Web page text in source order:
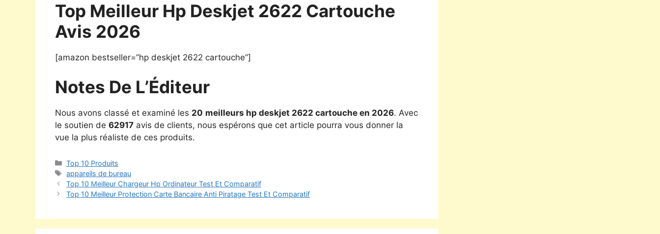
Top Meilleur Hp Deskjet 2622 Cartouche
Avis 2026
[amazon bestseller=”hp deskjet 2622 cartouche”]
Notes De L’Éditeur
Nous avons classé et examiné les 20 meilleurs hp deskjet 2622 cartouche en 2026. Avec
le soutien de 62917 avis de clients, nous espérons que cet article pourra vous donner la
vue la plus réaliste de ces produits.
Top 10 Produits
appareils de bureau
Top 10 Meilleur Chargeur Hp Ordinateur Test Et Comparatif
Top 10 Meilleur Protection Carte Bancaire Anti Piratage Test Et Comparatif